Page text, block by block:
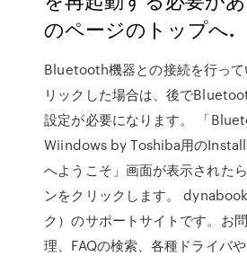
のページのトップへ.
Bluetooth機器との接続を行っ
リックした場合は、後で
設定が必要になります。 「
Wiindows by Toshiba用の
へようこそ」画面が表示された
ンをクリックします。
ク）のサポートサイトです。お
理、FAQの検索、各種ドライバ